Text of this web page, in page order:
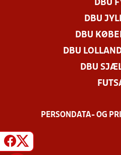
DBU
DBU
DBU
DBU
DBU
PERSONDATA- OG